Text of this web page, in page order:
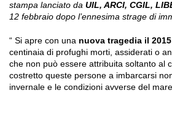
stampa lanciato da UIL, ARCI, CGIL,
12 febbraio dopo l’ennesima strage di
“ Si apre con una nuova tragedia il
centinaia di profughi morti, assiderati o
che non può essere attribuita soltanto al
costretto queste persone a imbarcarsi
invernale e le condizioni avverse del